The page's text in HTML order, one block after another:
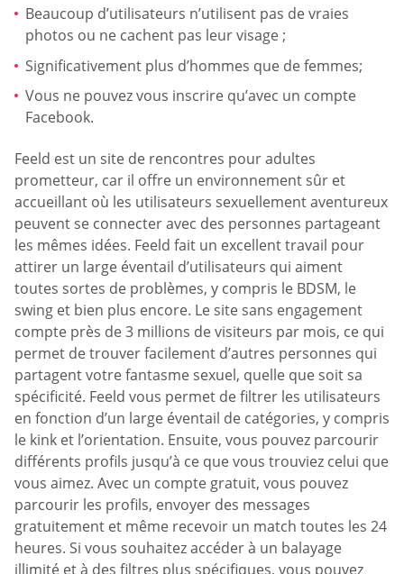
Beaucoup d’utilisateurs n’utilisent pas de vraies
photos ou ne cachent pas leur visage ;
Significativement plus d’hommes que de femmes;
Vous ne pouvez vous inscrire qu’avec un compte
Facebook.
Feeld est un site de rencontres pour adultes
prometteur, car il offre un environnement sûr et
accueillant où les utilisateurs sexuellement aventureux
peuvent se connecter avec des personnes partageant
les mêmes idées. Feeld fait un excellent travail pour
attirer un large éventail d’utilisateurs qui aiment
toutes sortes de problèmes, y compris le BDSM, le
swing et bien plus encore. Le site sans engagement
compte près de 3 millions de visiteurs par mois, ce qui
permet de trouver facilement d’autres personnes qui
partagent votre fantasme sexuel, quelle que soit sa
spécificité. Feeld vous permet de filtrer les utilisateurs
en fonction d’un large éventail de catégories, y compris
le kink et l’orientation. Ensuite, vous pouvez parcourir
différents profils jusqu’à ce que vous trouviez celui que
vous aimez. Avec un compte gratuit, vous pouvez
parcourir les profils, envoyer des messages
gratuitement et même recevoir un match toutes les 24
heures. Si vous souhaitez accéder à un balayage
illimité et à des filtres plus spécifiques, vous pouvez